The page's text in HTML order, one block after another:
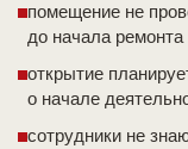
помещение не
до начала ремонта
открытие
о начале
сотрудники не